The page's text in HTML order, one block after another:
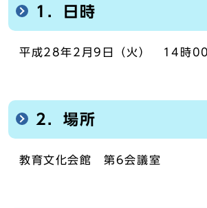
1．日時
平成28年2月9日（火） 14時00
2．場所
教育文化会館 第6会議室